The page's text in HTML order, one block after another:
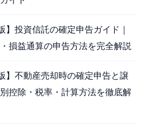
】投資信託の確定申告ガイド｜
損益通算の申告方法を完全解説
】不動産売却時の確定申告と譲
控除・税率・計算方法を徹底解